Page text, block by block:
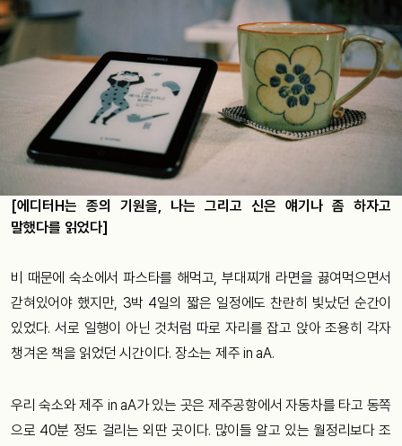
[에디터H는 종의 기원을, 나는 그리고 신은 얘기나 좀 하자고
말했다를 읽었다]
비 때문에 숙소에서 파스타를 해먹고, 부대찌개 라면을 끓여먹으면서
갇혀있어야 했지만, 3박 4일의 짧은 일정에도 찬란히 빛났던 순간이
있었다. 서로 일행이 아닌 것처럼 따로 자리를 잡고 앉아 조용히 각자
챙겨온 책을 읽었던 시간이다. 장소는 제주 in aA.
우리 숙소와 제주 in aA가 있는 곳은 제주공항에서 자동차를 타고 동쪽
으로 40분 정도 걸리는 외딴 곳이다. 많이들 알고 있는 월정리보다 조